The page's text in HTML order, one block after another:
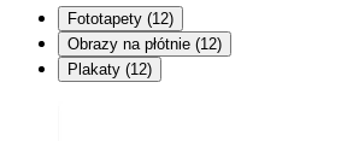
Fototapety (12)
Obrazy na płótnie (12)
Plakaty (12)